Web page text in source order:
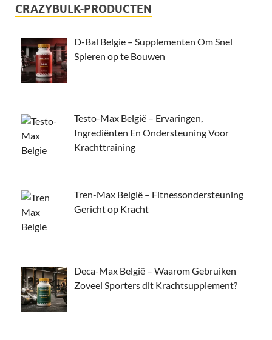
CRAZYBULK-PRODUCTEN
D-Bal Belgie – Supplementen Om Snel
Spieren op te Bouwen
Testo-Max België – Ervaringen,
Ingrediënten En Ondersteuning Voor
Krachttraining
Tren-Max België – Fitnessondersteuning
Gericht op Kracht
Deca-Max België – Waarom Gebruiken
Zoveel Sporters dit Krachtsupplement?